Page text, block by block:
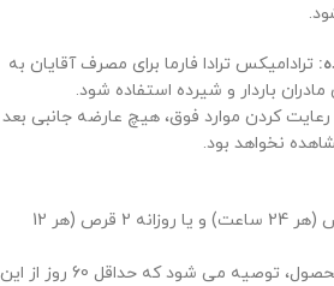
ترادامیکس ترادا فارما برای مصرف آقایان به
مادران باردار و شیرده استفاده شود.
کردن موارد فوق، هیچ عارضه جانبی بعد
نخواهد بود.
آقایان می توانند روزانه 1 قرص (هر 24 ساعت) و یا روزانه 2 قرص (هر 12
برای مشاهده اثربخشی این محصول، توصیه می شود که حداقل 60 روز از این